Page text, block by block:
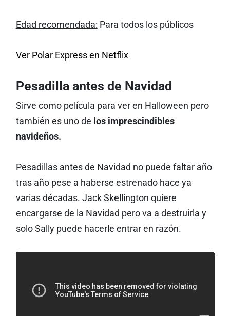
Edad recomendada: Para todos los públicos
Ver Polar Express en Netflix
Pesadilla antes de Navidad
Sirve como película para ver en Halloween pero
también es uno de los imprescindibles
navideños.
Pesadillas antes de Navidad no puede faltar año
tras año pese a haberse estrenado hace ya
varias décadas. Jack Skellington quiere
encargarse de la Navidad pero va a destruirla y
solo Sally puede hacerle entrar en razón.